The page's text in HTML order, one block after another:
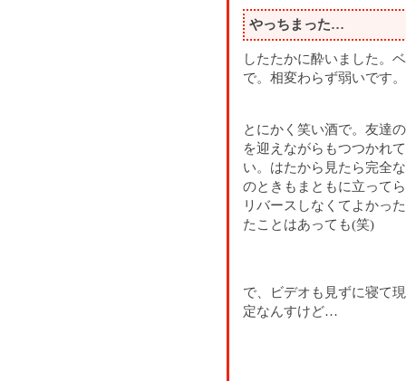
やっちまった…
したたかに酔いました。
で。相変わらず弱いです。
とにかく笑い酒で。友達
を迎えながらもつつかれ
い。はたから見たら完全
のときもまともに立って
リバースしなくてよかっ
たことはあっても(笑)
で、ビデオも見ずに寝て
定なんすけど…